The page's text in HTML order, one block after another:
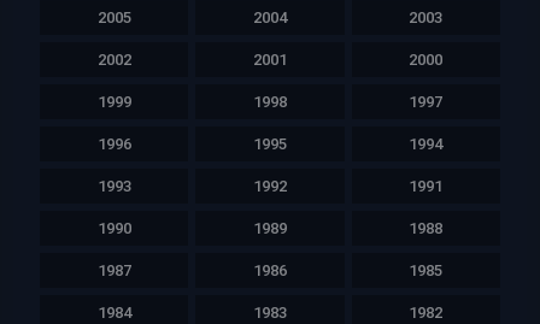
2005 2004 2003
2002 2001 2000
1999 1998 1997
1996 1995 1994
1993 1992 1991
1990 1989 1988
1987 1986 1985
1984 1983 1982